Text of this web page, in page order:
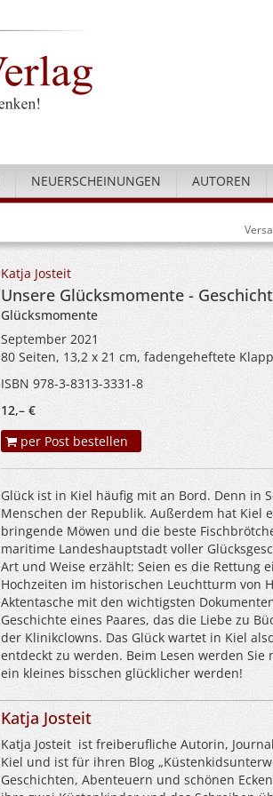
NEUERSCHEINUNGEN AUTOREN
Katja Josteit
Unsere Glücksmomente -
Glücksmomente
September 2021
80 Seiten, 13,2 x 21 cm, fadengeheftete
ISBN 978-3-8313-3331-8
12,– €
per Post bestellen
Glück ist in Kiel häufig mit an Bord. Denn in
Menschen der Republik. Außerdem hat Kiel
bringende Möwen und die beste
maritime Landeshauptstadt voller
Art und Weise erzählt: Seien es die Rettung
Hochzeiten im historischen Leuchtturm von
Aktentasche mit den wichtigsten
Geschichte eines Paares, das die Liebe zu
der Klinikclowns. Das Glück wartet in Kiel
entdeckt zu werden. Beim Lesen werden
ein kleines bisschen glücklicher werden!
Katja Josteit
Katja Josteit ist freiberufliche Autorin,
Kiel und ist für ihren Blog
Geschichten, Abenteuern und schönen